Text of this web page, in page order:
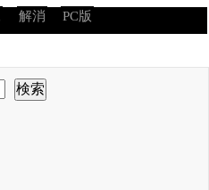
解消 PC版